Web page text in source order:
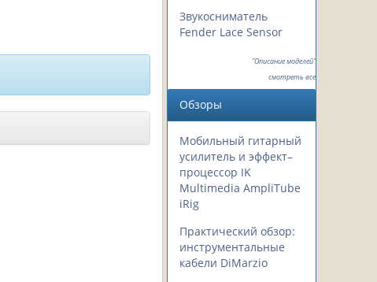
Звукосниматель
Fender Lace Sensor
"Описание моделей"
смотреть все
Обзоры
Мобильный гитарный
усилитель и эффект–
процессор IK
Multimedia AmpliTube
iRig
Практический обзор:
инструментальные
кабели DiMarzio